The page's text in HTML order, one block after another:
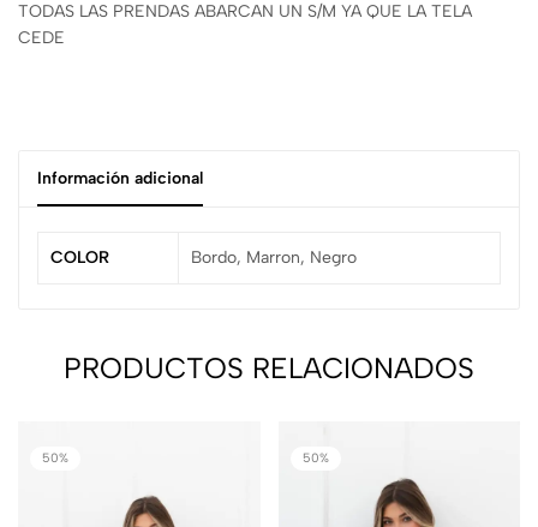
TODAS LAS PRENDAS ABARCAN UN S/M YA QUE LA TELA
CEDE
Información adicional
COLOR Bordo, Marron, Negro
PRODUCTOS RELACIONADOS
50% 50%